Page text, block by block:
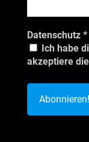
Datenschutz *
Ich habe
akzeptiere